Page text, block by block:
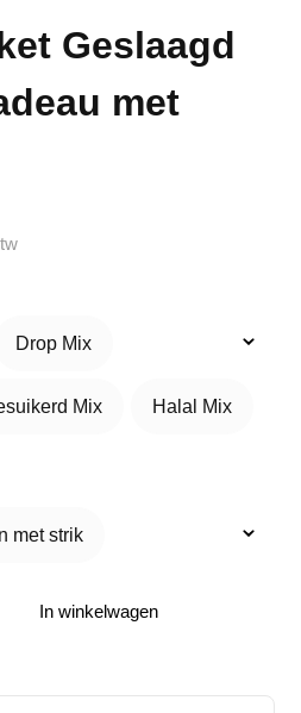
Geslaagd
met
Drop Mix
Mix Halal Mix
met strik
In winkelwagen